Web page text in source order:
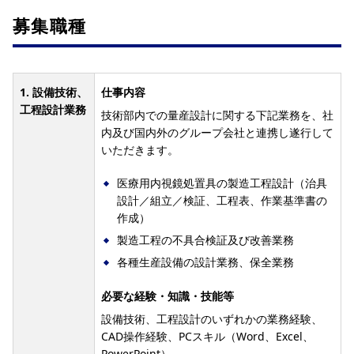
募集職種
1. 設備技術、
工程設計業務
仕事内容
技術部内での量産設計に関する下記業務を、社
内及び国内外のグループ会社と連携し遂行して
いただきます。
医療用内視鏡処置具の製造工程設計（治具
設計／組立／検証、工程表、作業基準書の
作成）
製造工程の不具合検証及び改善業務
各種生産設備の設計業務、保全業務
必要な経験・知識・技能等
設備技術、工程設計のいずれかの業務経験、
CAD操作経験、PCスキル（Word、Excel、